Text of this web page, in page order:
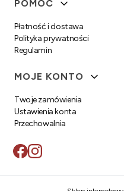
POMOC
Płatność i dostawa
Polityka prywatności
Regulamin
MOJE KONTO
Twoje zamówienia
Ustawienia konta
Przechowalnia